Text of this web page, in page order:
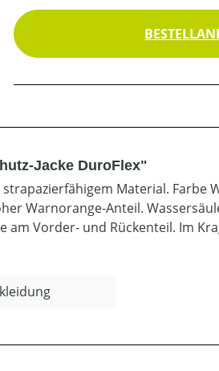
Jacke DuroFlex"
Material. Farbe
Warnorange-Anteil.
Vorder- und Rückenteil. Im